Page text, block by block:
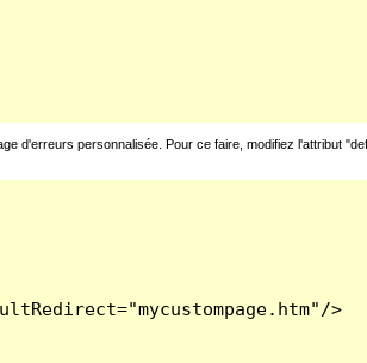
d'erreurs personnalisée. Pour ce faire, modifiez l'attribut
>